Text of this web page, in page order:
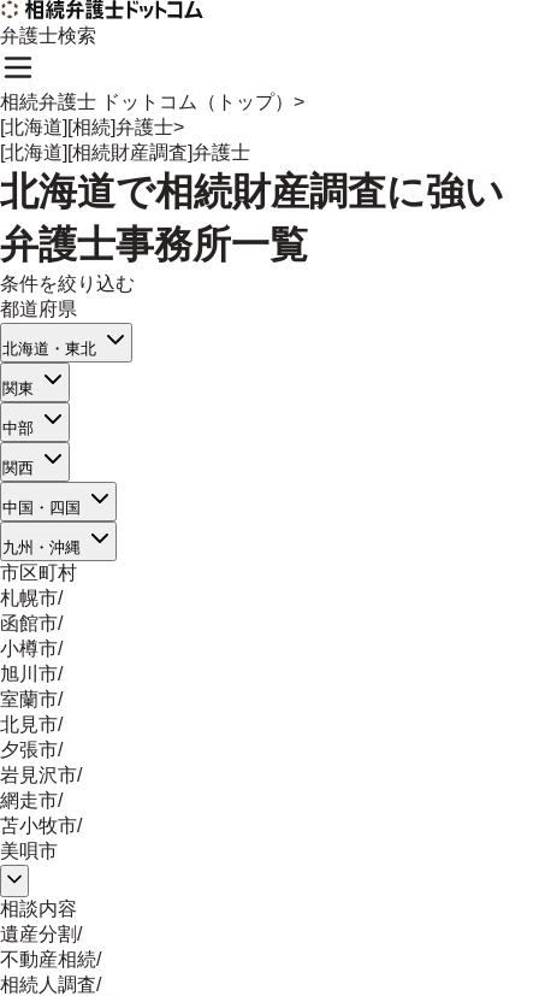
弁護士検索
相続弁護士 ドットコム（トップ） >
[北海道][相続]弁護士>
[北海道][相続財産調査]弁護士
北海道で相続財産調査に強い
弁護士事務所一覧
条件を絞り込む
都道府県
北海道・東北
関東
中部
関西
中国・四国
九州・沖縄
市区町村
札幌市/
函館市/
小樽市/
旭川市/
室蘭市/
北見市/
夕張市/
岩見沢市/
網走市/
苫小牧市/
美唄市
相談内容
遺産分割/
不動産相続/
相続人調査/